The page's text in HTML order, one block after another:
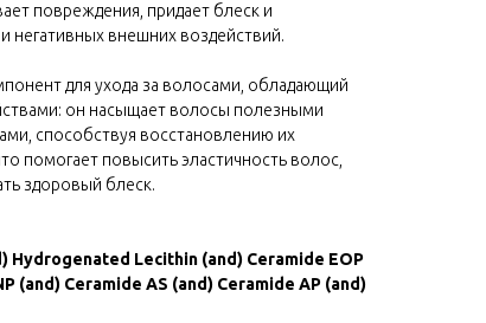
повреждения, придает блеск и
негативных внешних воздействий.
для ухода за волосами, обладающий
он насыщает волосы полезными
способствуя восстановлению их
помогает повысить эластичность волос,
здоровый блеск.
Hydrogenated Lecithin (and) Ceramide EOP
(and) Ceramide AS (and) Ceramide AP (and)